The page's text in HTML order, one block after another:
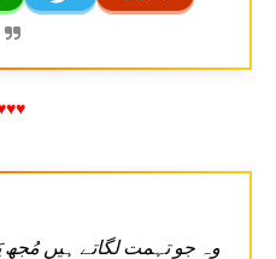
وہ جو تہمت لگاتے ہیں مُجھ